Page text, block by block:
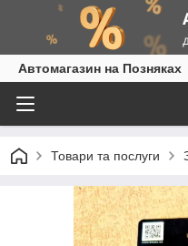
Автомагазин на Позняках
Товари та послуги